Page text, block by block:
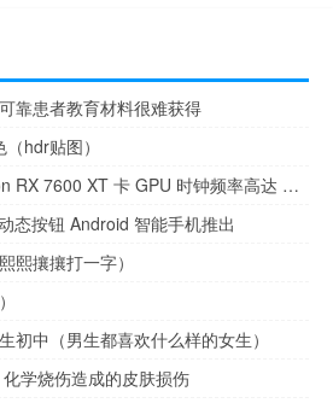
靠患者教育材料很难获得
hdr贴图）
华擎推出 16GB Radeon RX 7600 XT 卡 GPU 时钟频率高达 2810 MHz
态按钮 Android 智能手机推出
熙攘攘打一字）
初中（男生都喜欢什么样的女生）
学烧伤造成的皮肤损伤